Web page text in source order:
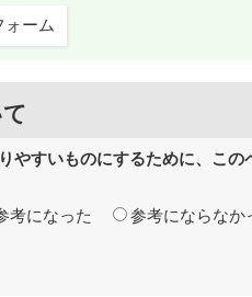
ォーム
やすいものにするために、こ
考になった 参考にならなか